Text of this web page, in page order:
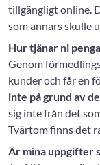
tillgängligt online.
som annars skulle
Hur tjänar ni
Genom
kunder och får en
inte på grund av
sig inte från det
Tvärtom finns det
Är mina uppgifter